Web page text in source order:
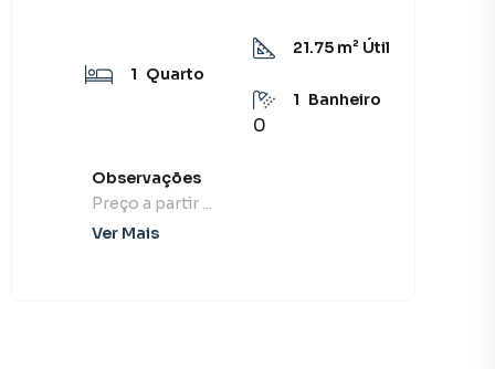
1 Quarto
21.75 m² Útil
1 Banheiro
0
Observações
Preço a partir ...
Ver Mais